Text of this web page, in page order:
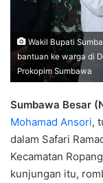
Wakil Bupati
bantuan ke warga di
Prokopim Sumbawa
Sumbawa Besar
Mohamad Ansori,
dalam Safari
Kecamatan
kunjungan itu,